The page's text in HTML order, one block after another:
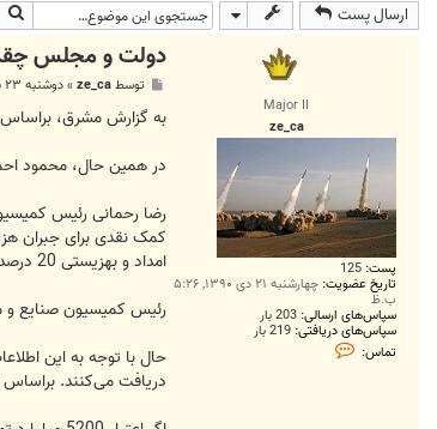
ارسال پست
Major II
ze_ca
پست: 125
تاریخ عضویت: چهارشنبه ۲۱ دی ۱۳۹۰, ۵:۲۶
ب.ظ
سپاس‌های ارسالی: 203 بار
سپاس‌های دریافتی: 219 بار
تماس:
ت
دولت و مجلس
ت
توسطze_ca
»دوشنبه ۲۳ بهمن ۱۳۹۱, ۲:۴۵ ب.ظ
به گزارش مشرق، براساس جدیدترین توافق دولت و
در همین حال، محمود احمدی نژاد رئیس
امداد و بهزیستی 20 درصد بیشتر از این کمک بهره‌مند می‌شوند.
رئیس کمیسیون صنایع و
دریافت می‌کنند. براساس اعلام مسئولان